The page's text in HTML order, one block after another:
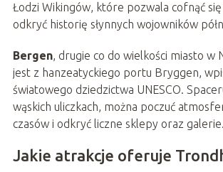
Łodzi Wikingów, które pozwala cofnąć się
odkryć historię słynnych wojowników
Bergen, drugie co do wielkości miasto w
jest z hanzeatyckiego portu Bryggen,
światowego dziedzictwa UNESCO.
wąskich uliczkach, można poczuć
czasów i odkryć liczne sklepy oraz galerie.
Jakie atrakcje oferuje